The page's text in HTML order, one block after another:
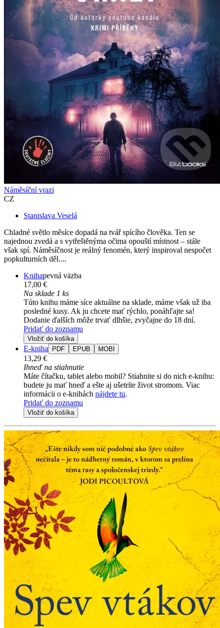
Náměsíční vrazi
CZ
Stanislava Veselá
Chladné světlo měsíce dopadá na tvář spícího člověka. Ten se
najednou zvedá a s vytřeštěnýma očima opouští místnost – stále
však spí. Náměsíčnost je reálný fenomén, který inspiroval nespočet
popkulturních děl....
Knihapevná väzba
17,00 €
Na sklade 1 ks
Túto knihu máme síce aktuálne na sklade, máme však už iba
posledné kusy. Ak ju chcete mať rýchlo, ponáhľajte sa!
Dodanie ďalších môže trvať dlhšie, zvyčajne do 18 dní.
Pridať do zoznamu
Vložiť do košíka
E-kniha PDF EPUB MOBI
13,29 €
Ihneď na stiahnutie
Máte čítačku, tablet alebo mobil? Stiahnite si do nich e-knihu:
budete ju mať hneď a ešte aj ušetríte život stromom. Viac
informácii o e-knihách nájdete tu.
Pridať do zoznamu
Vložiť do košíka